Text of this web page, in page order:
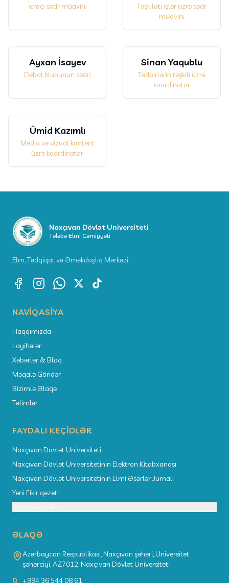
İcraçı sədr müavini
Təşkilatı işlər üzrə sədr
müavini
Ayxan İsayev
Debat klubunun sədri
Sinan Yaqublu
Tədbirlərin təşkili üzrə
koordinator
Ümid Kazımlı
Media və vizual kontent
üzrə koordinator
Naxçıvan Dövlət Universiteti
Tələbə Elmi Cəmiyyəti
Elm, Tədqiqat və Əməkdaşlıq Mərkəzi
NAVIQASIYA
Haqqımızda
Layihələr
Xəbərlər & Bloq
Məqalə Göndər
Bizimlə Əlaqə
Təlimlər
FAYDALI KEÇIDLƏR
Naxçıvan Dövlət Universiteti
Naxçıvan Dövlət Universitetinin Elektron Kitabxanası
Naxçıvan Dövlət Universitetinin Elmi Əsərlər Jurnalı
Yeni Fikir qəzeti
ƏLAQƏ
Azərbaycan Respublikası, Naxçıvan şəhəri, Universitet
şəhərciyi, AZ7012, Naxçıvan Dövlət Universiteti
+994 36 544 08 61